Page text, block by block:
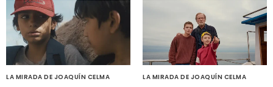
LA MIRADA DE JOAQUÍN CELMA LA MIRADA DE JOAQUÍN CELMA